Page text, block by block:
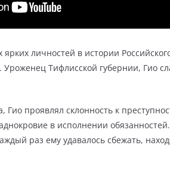
личностей в истории
Тифлисской губернии, Гио
Гио проявлял склонность к
в исполнении
раз ему удавалось сбежать,